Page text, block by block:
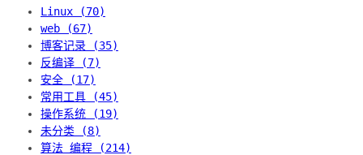
Linux (70)
web (67)
博客记录 (35)
反编译 (7)
安全 (17)
常用工具 (45)
操作系统 (19)
未分类 (8)
算法 编程 (214)